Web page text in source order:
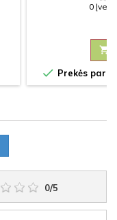
0

 Prekės
0/5